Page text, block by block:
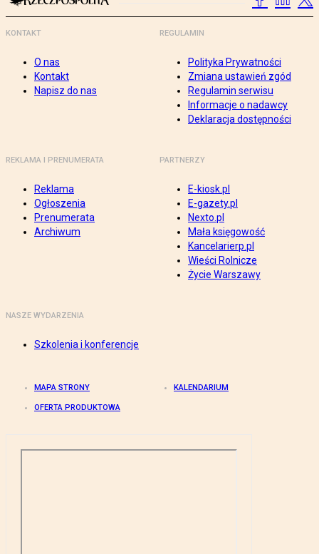
KONTAKT
O nas
Kontakt
Napisz do nas
REGULAMIN
Polityka Prywatności
Zmiana ustawień zgód
Regulamin serwisu
Informacje o nadawcy
Deklaracja dostępności
REKLAMA I PRENUMERATA
Reklama
Ogłoszenia
Prenumerata
Archiwum
PARTNERZY
E-kiosk.pl
E-gazety.pl
Nexto.pl
Mała księgowość
Kancelarierp.pl
Wieści Rolnicze
Życie Warszawy
NASZE WYDARZENIA
Szkolenia i konferencje
MAPA STRONY KALENDARIUM
OFERTA PRODUKTOWA